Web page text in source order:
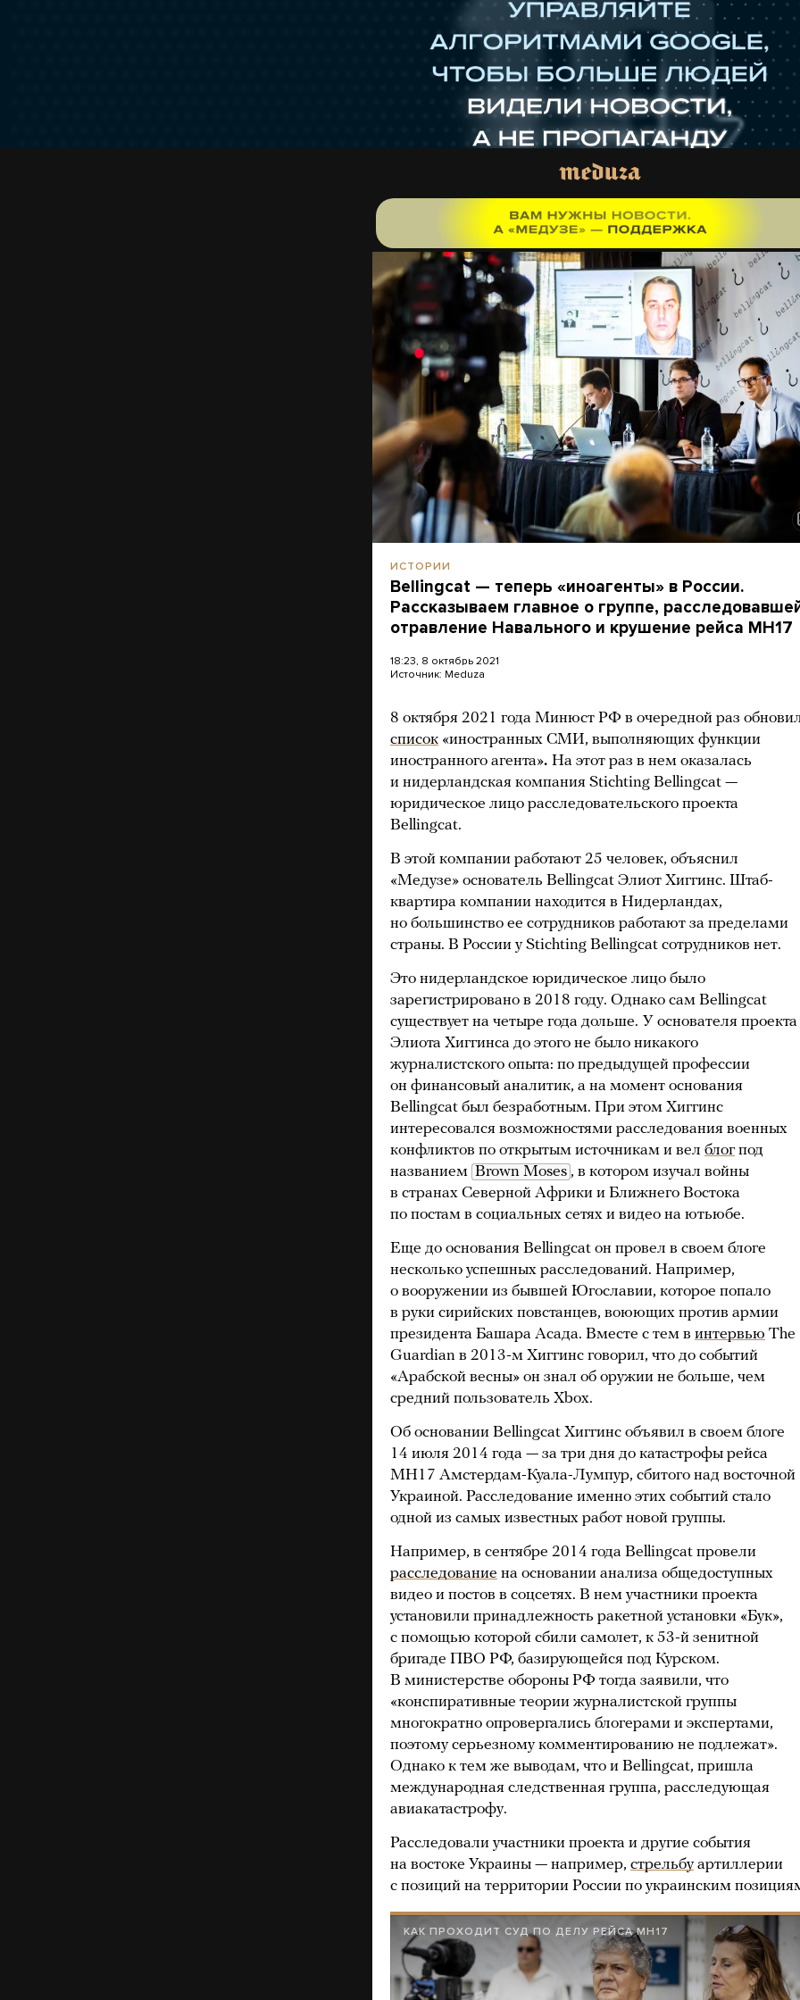
ИСТОРИИ
Bellingcat — теперь «иноагенты» в России.
Рассказываем главное о группе,
отравление Навального и крушение рейса MH17
18:23, 8 октябрь 2021
Источник: Meduza
8 октября 2021 года Минюст РФ в очередной раз
список «иностранных СМИ, выполняющих функции
иностранного агента». На этот раз в нем оказалась
и нидерландская компания Stichting Bellingcat —
юридическое лицо расследовательского проекта
Bellingcat.
В этой компании работают 25 человек, объяснил
«Медузе» основатель Bellingcat Элиот Хиггинс. Штаб-
квартира компании находится в Нидерландах,
но большинство ее сотрудников работают за пределами
страны. В России у Stichting Bellingcat сотрудников нет.
Это нидерландское юридическое лицо было
зарегистрировано в 2018 году. Однако сам Bellingcat
существует на четыре года дольше. У основателя проекта
Элиота Хиггинса до этого не было никакого
журналистского опыта: по предыдущей профессии
он финансовый аналитик, а на момент основания
Bellingcat был безработным. При этом Хиггинс
интересовался возможностями расследования военных
конфликтов по открытым источникам и вел блогпод
названием Brown Moses , в котором изучал войны
в странах Северной Африки и Ближнего Востока
по постам в социальных сетях и видео на ютьюбе.
Еще до основания Bellingcat он провел в своем блоге
несколько успешных расследований. Например,
о вооружении из бывшей Югославии, которое попало
в руки сирийских повстанцев, воюющих против армии
президента Башара Асада. Вместе с тем в интервью The
Guardian в 2013-м Хиггинс говорил, что до событий
«Арабской весны» он знал об оружии не больше, чем
средний пользователь Xbox.
Об основании Bellingcat Хиггинс объявил в своем блоге
14 июля 2014 года — за три дня до катастрофы рейса
MH17 Амстердам-Куала-Лумпур, сбитого над восточной
Украиной. Расследование именно этих событий стало
одной из самых известных работ новой группы.
Например, в сентябре 2014 года Bellingcat провели
расследование на основании анализа общедоступных
видео и постов в соцсетях. В нем участники проекта
установили принадлежность ракетной установки «Бук»,
с помощью которой сбили самолет, к 53-й зенитной
бригаде ПВО РФ, базирующейся под Курском.
В министерстве обороны РФ тогда заявили, что
«конспиративные теории журналистской группы
многократно опровергались блогерами и экспертами,
поэтому серьезному комментированию не подлежат».
Однако к тем же выводам, что и Bellingcat, пришла
международная следственная группа, расследующая
авиакатастрофу.
Расследовали участники проекта и другие события
на востоке Украины — например, стрельбуартиллерии
с позиций на территории России по украинским
КАК ПРОХОДИТ СУД ПО ДЕЛУ РЕЙСА MH17